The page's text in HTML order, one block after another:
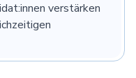
verstärken